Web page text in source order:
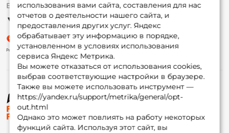
использования вами сайта, составления для нас
отчетов о деятельности нашего сайта, и
предоставления других услуг. Яндекс
обрабатывает эту информацию в порядке,
установленном в условиях использования
сервиса Яндекс Метрика.
Вы можете отказаться от использования cookies,
выбрав соответствующие настройки в браузере.
Также вы можете использовать инструмент —
https://yandex.ru/support/metrika/general/opt-
out.html
Однако это может повлиять на работу некоторых
функций сайта. Используя этот сайт, вы
© ФоксФишинг, 2009-2026
Партнерская программа
Ежедневно 10:00 до 20:00